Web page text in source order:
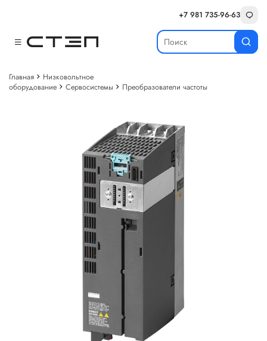
+7 981 735-96-63
Главная
Низковольтное
оборудование
Сервосистемы Преобразователи частоты